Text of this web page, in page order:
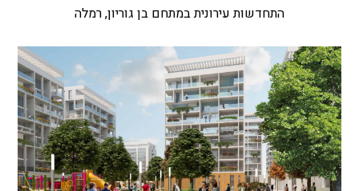
התחדשות עירונית במתחם בן גוריון, רמלה